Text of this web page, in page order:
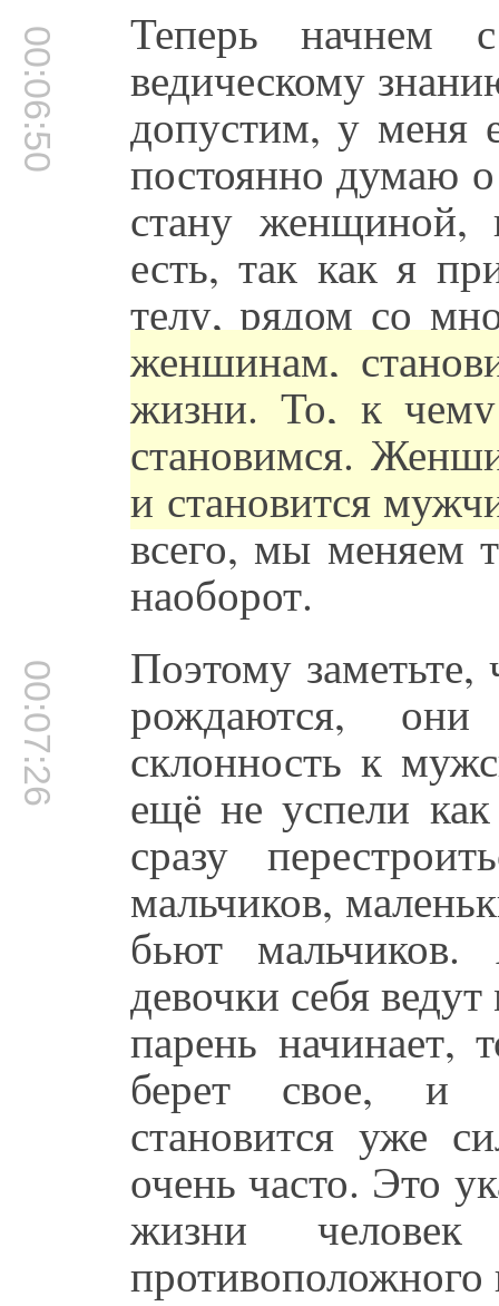
00:06:50 Теперь начнем
ведическому
допустим, у меня
постоянно думаю
стану
есть, так как я
телу, рядом со
женщинам,
жизни. То, к
становимся.
и становится
всего, мы меняем
наоборот.
00:07:26 Поэтому заметьте,
рождаются,
склонность к
ещё не успели
сразу
мальчиков,
бьют
девочки себя
парень начинает,
берет свое, и
становится уже
очень часто. Это
жизни
противоположного